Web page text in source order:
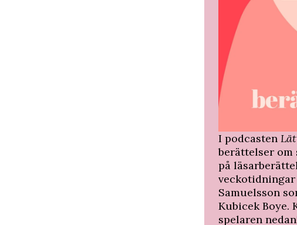
I podcasten
berättelser om
på
Samuelsson
Kubicek Boye.
spelaren